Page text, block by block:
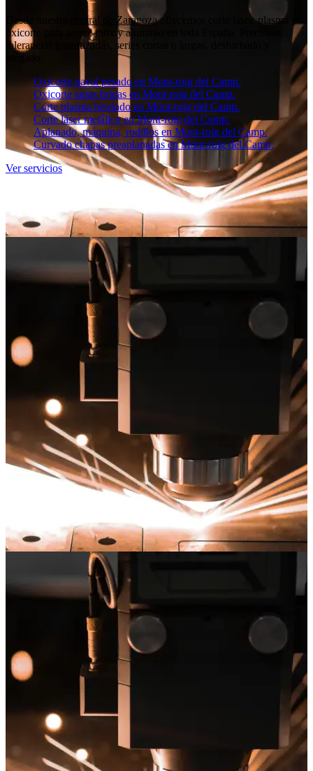
Desde nuestra central de Zaragozaofrecemos corte láser, plasma y
oxicorte para acero, inox y aluminio en toda España. Precisión,
tolerancias garantizadas, series cortas o largas, desbarbado y
plegado.
Oxicorte naval pesado en Mont-roig del Camp.
Oxicorte tapas bridas en Mont-roig del Camp.
Corte plasma biselado en Mont-roig del Camp.
Corte láser metálico en Mont-roig del Camp.
Aplanado, máquina, rodillos en Mont-roig del Camp.
Curvado chapas preaplanadas en Mont-roig del Camp.
Ver servicios